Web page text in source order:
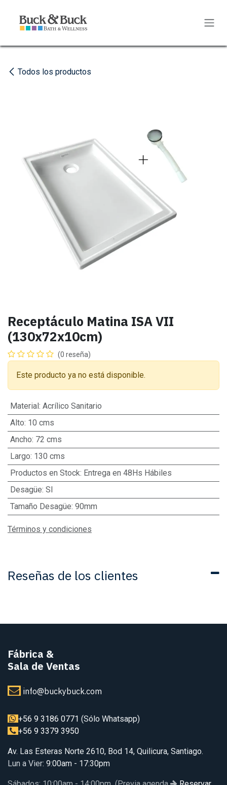
Todos los productos
Receptáculo Matina ISA VII
(130x72x10cm)
(0 reseña)
Este producto ya no está disponible.
Material: Acrílico Sanitario
Alto: 10 cms
Ancho: 72 cms
Largo: 130 cms
Productos en Stock: Entrega en 48Hs Hábiles
Desagüe: SI
Tamaño Desagüe: 90mm
Términos y condiciones
Reseñas de los clientes
Fábrica &
Sala de Ventas
info@buckybuck.com
+56 9 3186 0771 (Sólo Whatsapp)
+56 9 3379 3950
Av. Las Esteras Norte 2610, Bod 14, Quilicura, Santiago.
Lun a Vier: 9:00am - 17:30pm